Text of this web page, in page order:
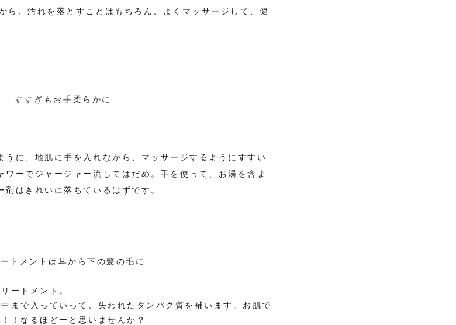
ら、汚れを落とすことはもちろん、よくマッサージして、健
すすぎもお手柔らかに
うに、地肌に手を入れながら、マッサージするようにすすい
ワーでジャージャー流してはだめ。手を使って、お湯を含ま
はきれいに落ちているはずです。
ートメントは耳から下の髪の毛に
ートメント。
まで入っていって、失われたタンパク質を補います。お肌で
！なるほどーと思いませんか？